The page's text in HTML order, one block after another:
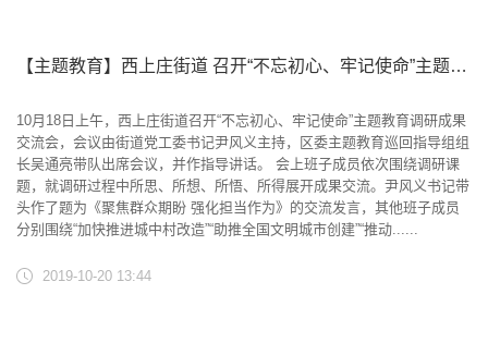
【主题教育】西上庄街道 召开“不忘初心、牢记使命”主题教育 调研成果交流会
10月18日上午，西上庄街道召开“不忘初心、牢记使命”主题教育调研成果
交流会，会议由街道党工委书记尹风义主持，区委主题教育巡回指导组组
长吴通亮带队出席会议，并作指导讲话。 会上班子成员依次围绕调研课
题，就调研过程中所思、所想、所悟、所得展开成果交流。尹风义书记带
头作了题为《聚焦群众期盼 强化担当作为》的交流发言，其他班子成员
分别围绕“加快推进城中村改造”“助推全国文明城市创建”“推动......
2019-10-20 13:44